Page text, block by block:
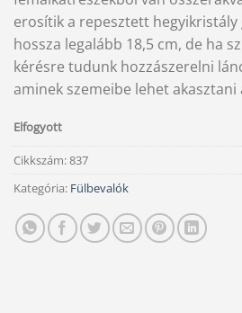
erosítik a repesztett hegyikristály
hossza legalább 18,5 cm, de ha
kérésre tudunk hozzászerelni
aminek szemeibe lehet
Elfogyott
Cikkszám:837
Kategória: Fülbevalók